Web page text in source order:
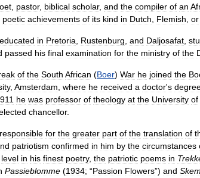
pastor, biblical scholar, and the compiler of an
poetic achievements of its kind in Dutch Flemish or
educated in Pretoria Rustenburg and Daljosafat
passed his final examination for the ministry of the
of the South African (Boer) War he joined the
, Amsterdam where he received a doctor's
he was professor of theology at the University of
chancellor.
responsible for the greater part of the translation of
patriotism confirmed in him by the circumstances
level in his finest poetry, the patriotic poems in
Passieblomme (1934; “Passion Flowers”) and